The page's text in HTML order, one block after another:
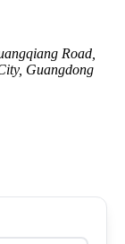
Road,
Guangdong